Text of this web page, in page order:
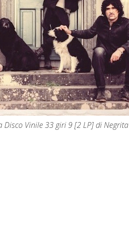
Disco Vinile 33 giri 9 [2 LP] di Negrita